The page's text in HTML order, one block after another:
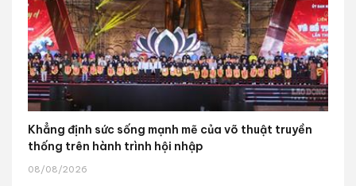
Khẳng định sức sống mạnh mẽ của võ thuật truyền
thống trên hành trình hội nhập
08/08/2026